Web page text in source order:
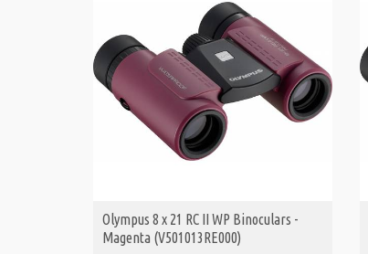
ΑΓΟΡΑ
Olympus 8 x 21 RC II WP Binoculars -
Magenta (V501013RE000)